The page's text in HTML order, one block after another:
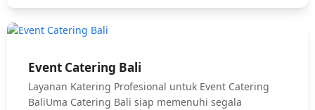
Event Catering Bali
Layanan Katering Profesional untuk Event Catering
BaliUma Catering Bali siap memenuhi segala